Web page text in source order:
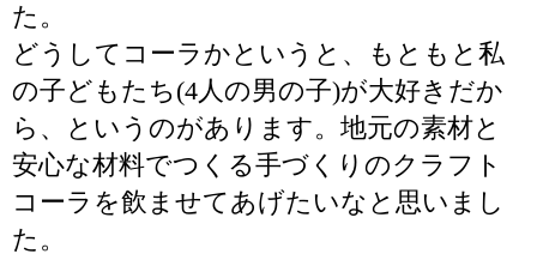
た。
どうしてコーラかというと、もともと私
の子どもたち(4人の男の子)が大好きだか
ら、というのがあります。地元の素材と
安心な材料でつくる手づくりのクラフト
コーラを飲ませてあげたいなと思いまし
た。